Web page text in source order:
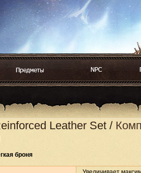
Leather Set /
броня